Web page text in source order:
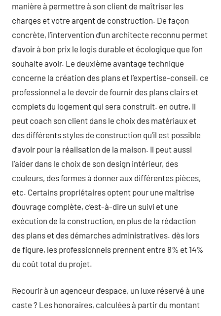
manière à permettre à son client de maîtriser les
charges et votre argent de construction. De façon
concrète, l’intervention d’un architecte reconnu permet
d’avoir à bon prix le logis durable et écologique que l’on
souhaite avoir. Le deuxième avantage technique
concerne la création des plans et l’expertise-conseil. ce
professionnel a le devoir de fournir des plans clairs et
complets du logement qui sera construit. en outre, il
peut coach son client dans le choix des matériaux et
des différents styles de construction qu’il est possible
d’avoir pour la réalisation de la maison. Il peut aussi
l’aider dans le choix de son design intérieur, des
couleurs, des formes à donner aux différentes pièces,
etc. Certains propriétaires optent pour une maîtrise
d’ouvrage complète, c’est-à-dire un suivi et une
exécution de la construction, en plus de la rédaction
des plans et des démarches administratives. dès lors
de figure, les professionnels prennent entre 8% et 14%
du coût total du projet.
Recourir à un agenceur d’espace, un luxe réservé à une
caste ? Les honoraires, calculées à partir du montant